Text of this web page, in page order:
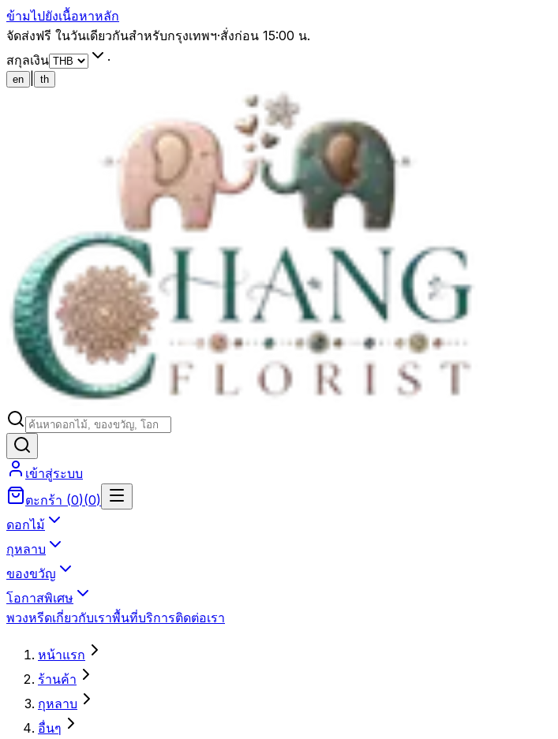
ข้ามไปยังเนื้อหาหลัก
จัดส่งฟรี ในวันเดียวกันสำหรับกรุงเทพฯ·สั่งก่อน 15:00 น.
สกุลเงิน
·
en th
เข้าสู่ระบบ
ตะกร้า (0)(0)
ดอกไม้
กุหลาบ
ของขวัญ
โอกาสพิเศษ
พวงหรีดเกี่ยวกับเราพื้นที่บริการติดต่อเรา
หน้าแรก
ร้านค้า
กุหลาบ
อื่นๆ